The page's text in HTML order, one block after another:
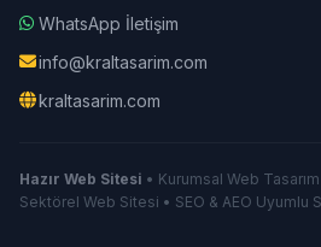
WhatsApp İletişim
info@kraltasarim.com
kraltasarim.com
Hazır Web Sitesi • Kurumsal Web
Sektörel Web Sitesi • SEO & AEO Uyumlu